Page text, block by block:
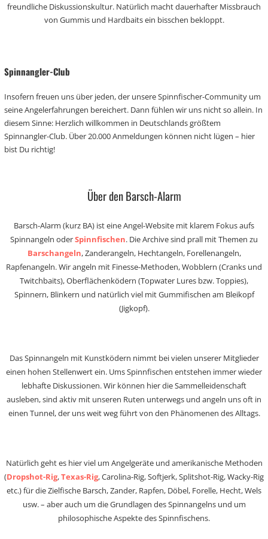
freundliche Diskussionskultur. Natürlich macht dauerhafter Missbrauch
von Gummis und Hardbaits ein bisschen bekloppt.
Spinnangler-Club
Insofern freuen uns über jeden, der unsere Spinnfischer-Community um
seine Angelerfahrungen bereichert. Dann fühlen wir uns nicht so allein. In
diesem Sinne: Herzlich willkommen in Deutschlands größtem
Spinnangler-Club. Über 20.000 Anmeldungen können nicht lügen – hier
bist Du richtig!
Über den Barsch-Alarm
Barsch-Alarm (kurz BA) ist eine Angel-Website mit klarem Fokus aufs
Spinnangeln oderSpinnfischen. Die Archive sind prall mit Themen zu
Barschangeln, Zanderangeln, Hechtangeln, Forellenangeln,
Rapfenangeln. Wir angeln mit Finesse-Methoden, Wobblern (Cranks und
Twitchbaits), Oberflächenködern (Topwater Lures bzw. Toppies),
Spinnern, Blinkern und natürlich viel mit Gummifischen am Bleikopf
(Jigkopf).
Das Spinnangeln mit Kunstködern nimmt bei vielen unserer Mitglieder
einen hohen Stellenwert ein. Ums Spinnfischen entstehen immer wieder
lebhafte Diskussionen. Wir können hier die Sammelleidenschaft
ausleben, sind aktiv mit unseren Ruten unterwegs und angeln uns oft in
einen Tunnel, der uns weit weg führt von den Phänomenen des Alltags.
Natürlich geht es hier viel um Angelgeräte und amerikanische Methoden
(Dropshot-Rig,Texas-Rig, Carolina-Rig, Softjerk, Splitshot-Rig, Wacky-Rig
etc.) für die Zielfische Barsch, Zander, Rapfen, Döbel, Forelle, Hecht, Wels
usw. – aber auch um die Grundlagen des Spinnangelns und um
philosophische Aspekte des Spinnfischens.